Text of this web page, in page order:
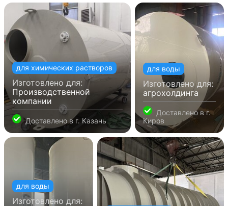
для химических растворов
Изготовлено для:
Производственной
компании
Доставлено вг. Казань
для воды
Изготовлено для:
агрохолдинга
Доставлено вг.
Киров
для воды
Изготовлено для: